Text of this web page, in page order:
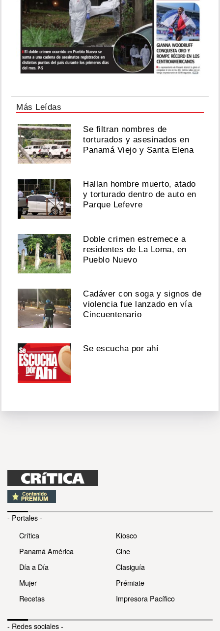
Más Leídas
Se filtran nombres de
torturados y asesinados en
Panamá Viejo y Santa Elena
Hallan hombre muerto, atado
y torturado dentro de auto en
Parque Lefevre
Doble crimen estremece a
residentes de La Loma, en
Pueblo Nuevo
Cadáver con soga y signos de
violencia fue lanzado en vía
Cincuentenario
Se escucha por ahí
- Portales -
Crítica
Panamá América
Día a Día
Mujer
Recetas
Kiosco
Cine
Clasiguía
Prémiate
Impresora Pacífico
- Redes sociales -